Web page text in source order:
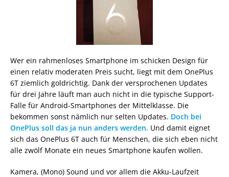
Wer ein rahmenloses Smartphone im schicken Design für
einen relativ moderaten Preis sucht, liegt mit dem OnePlus
6T ziemlich goldrichtig. Dank der versprochenen Updates
für drei Jahre läuft man auch nicht in die typische Support-
Falle für Android-Smartphones der Mittelklasse. Die
bekommen sonst nämlich nur selten Updates. Doch bei
OnePlus soll das ja nun anders werden. Und damit eignet
sich das OnePlus 6T auch für Menschen, die sich eben nicht
alle zwölf Monate ein neues Smartphone kaufen wollen.
Kamera, (Mono) Sound und vor allem die Akku-Laufzeit